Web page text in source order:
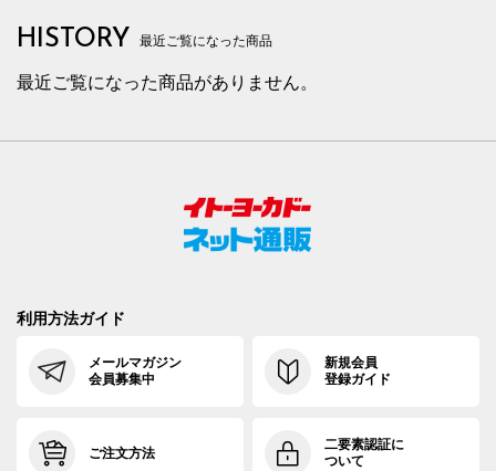
HISTORY 最近ご覧になった商品
最近ご覧になった商品がありません。
利用方法ガイド
メールマガジン
会員募集中
新規会員
登録ガイド
ご注文方法
二要素認証に
ついて